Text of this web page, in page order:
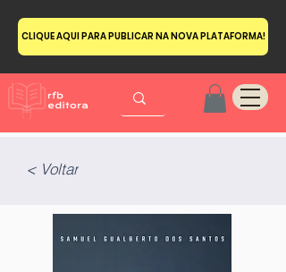
CLIQUE AQUI PARA PUBLICAR NA NOVA PLATAFORMA!
< Voltar